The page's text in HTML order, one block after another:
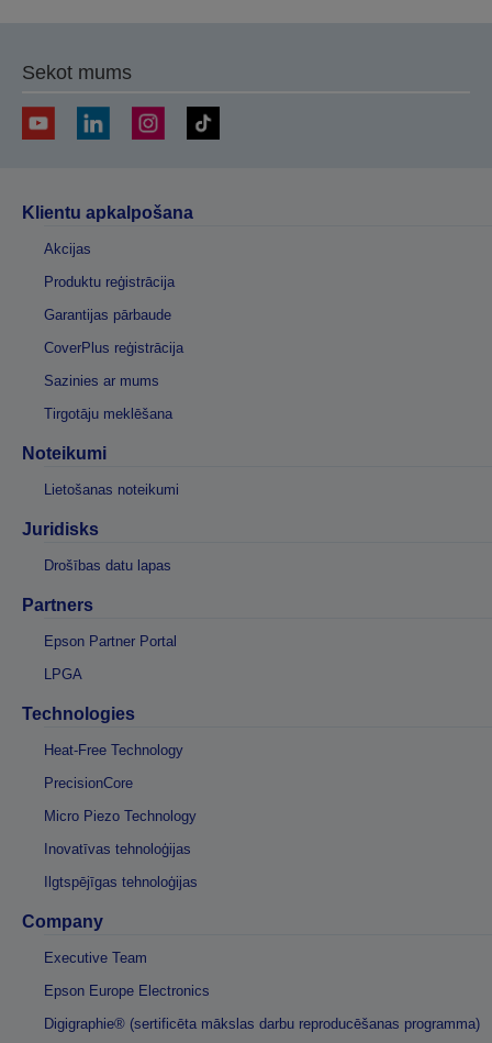
Sekot mums
Klientu apkalpošana
Akcijas
Produktu reģistrācija
Garantijas pārbaude
CoverPlus reģistrācija
Sazinies ar mums
Tirgotāju meklēšana
Noteikumi
Lietošanas noteikumi
Juridisks
Drošības datu lapas
Partners
Epson Partner Portal
LPGA
Technologies
Heat-Free Technology
PrecisionCore
Micro Piezo Technology
Inovatīvas tehnoloģijas
Ilgtspējīgas tehnoloģijas
Company
Executive Team
Epson Europe Electronics
Digigraphie® (sertificēta mākslas darbu reproducēšanas programma)